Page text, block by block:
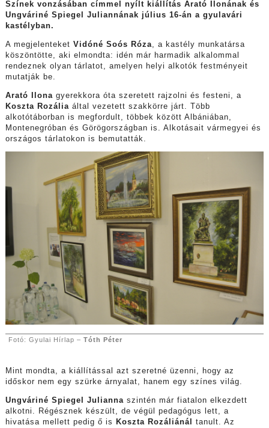
Színek vonzásában címmel nyílt kiállítás Arató Ilonának és
Ungváriné Spiegel Juliannának július 16-án a gyulavári
kastélyban.
A megjelenteket Vidóné Soós Róza, a kastély munkatársa
köszöntötte, aki elmondta: idén már harmadik alkalommal
rendeznek olyan tárlatot, amelyen helyi alkotók festményeit
mutatják be.
Arató Ilona gyerekkora óta szeretett rajzolni és festeni, a
Koszta Rozália által vezetett szakkörre járt. Több
alkotótáborban is megfordult, többek között Albániában,
Montenegróban és Görögországban is. Alkotásait vármegyei és
országos tárlatokon is bemutatták.
Fotó: Gyulai Hírlap – Tóth Péter
Mint mondta, a kiállítással azt szeretné üzenni, hogy az
időskor nem egy szürke árnyalat, hanem egy színes világ.
Ungváriné Spiegel Julianna szintén már fiatalon elkezdett
alkotni. Régésznek készült, de végül pedagógus lett, a
hivatása mellett pedig ő is
Koszta Rozáliánál tanult. Az